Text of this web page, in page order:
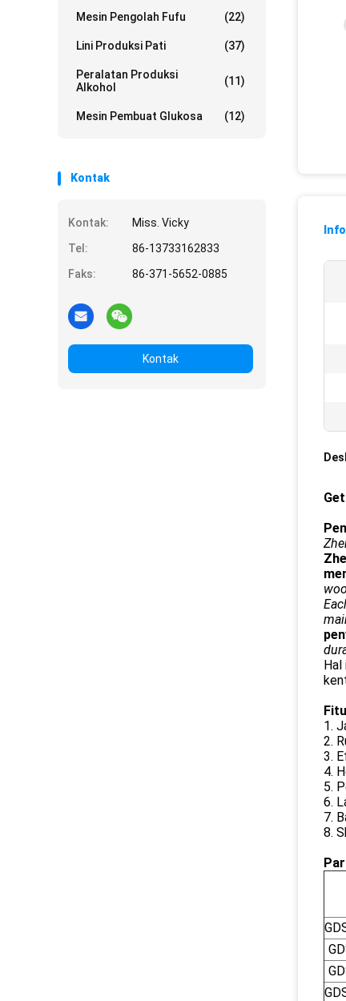
Mesin Pengolah Fufu (22)
Lini Produksi Pati (37)
Peralatan Produksi
Alkohol
(11)
Mesin Pembuat Glukosa (12)
Kontak
Kontak:
Miss. Vicky
Tel:
86-13733162833
Faks:
86-371-5652-0885
Kontak
Hal
1.
2.
3.
4.
5.
6.
7.
8.